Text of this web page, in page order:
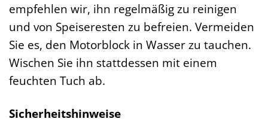
empfehlen wir, ihn regelmäßig zu reinigen
und von Speiseresten zu befreien. Vermeiden
Sie es, den Motorblock in Wasser zu tauchen.
Wischen Sie ihn stattdessen mit einem
feuchten Tuch ab.
Sicherheitshinweise